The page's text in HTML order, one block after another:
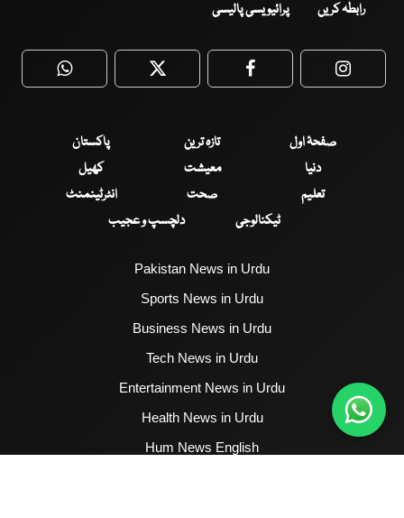
رابطہ کریں پرائیویسی پالیسی
WhatsApp Twitter Facebook
صفحۂ اول تازہ ترین
پاکستان
دنیا
معیشت
کھیل
تعلیم
صحت
انٹرٹینمنٹ
ٹیکنالوجی
دلچسپ و عجیب
Pakistan News in Urdu
Sports News in Urdu
Business News in Urdu
Tech News in Urdu
Entertainment News in Urdu
Health News in Urdu
Hum News English